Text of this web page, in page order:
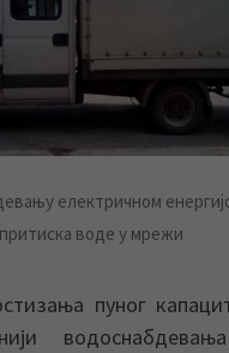
електричном
воде у мрежи
пуног